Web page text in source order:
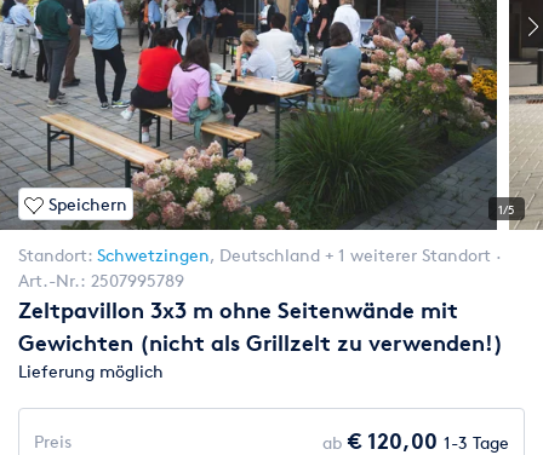
Speichern 1/5
Standort: Schwetzingen, Deutschland + 1 weiterer Standort
Art.-Nr.: 2507995789
Zeltpavillon 3x3 m ohne Seitenwände mit
Gewichten (nicht als Grillzelt zu verwenden!)
Lieferung möglich
Preis ab € 120,00 1-3 Tage